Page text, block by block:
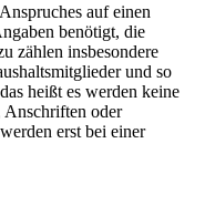
auf einen
benötigt, die
zählen insbesondere
und so
heißt es werden keine
Anschriften oder
erst bei einer